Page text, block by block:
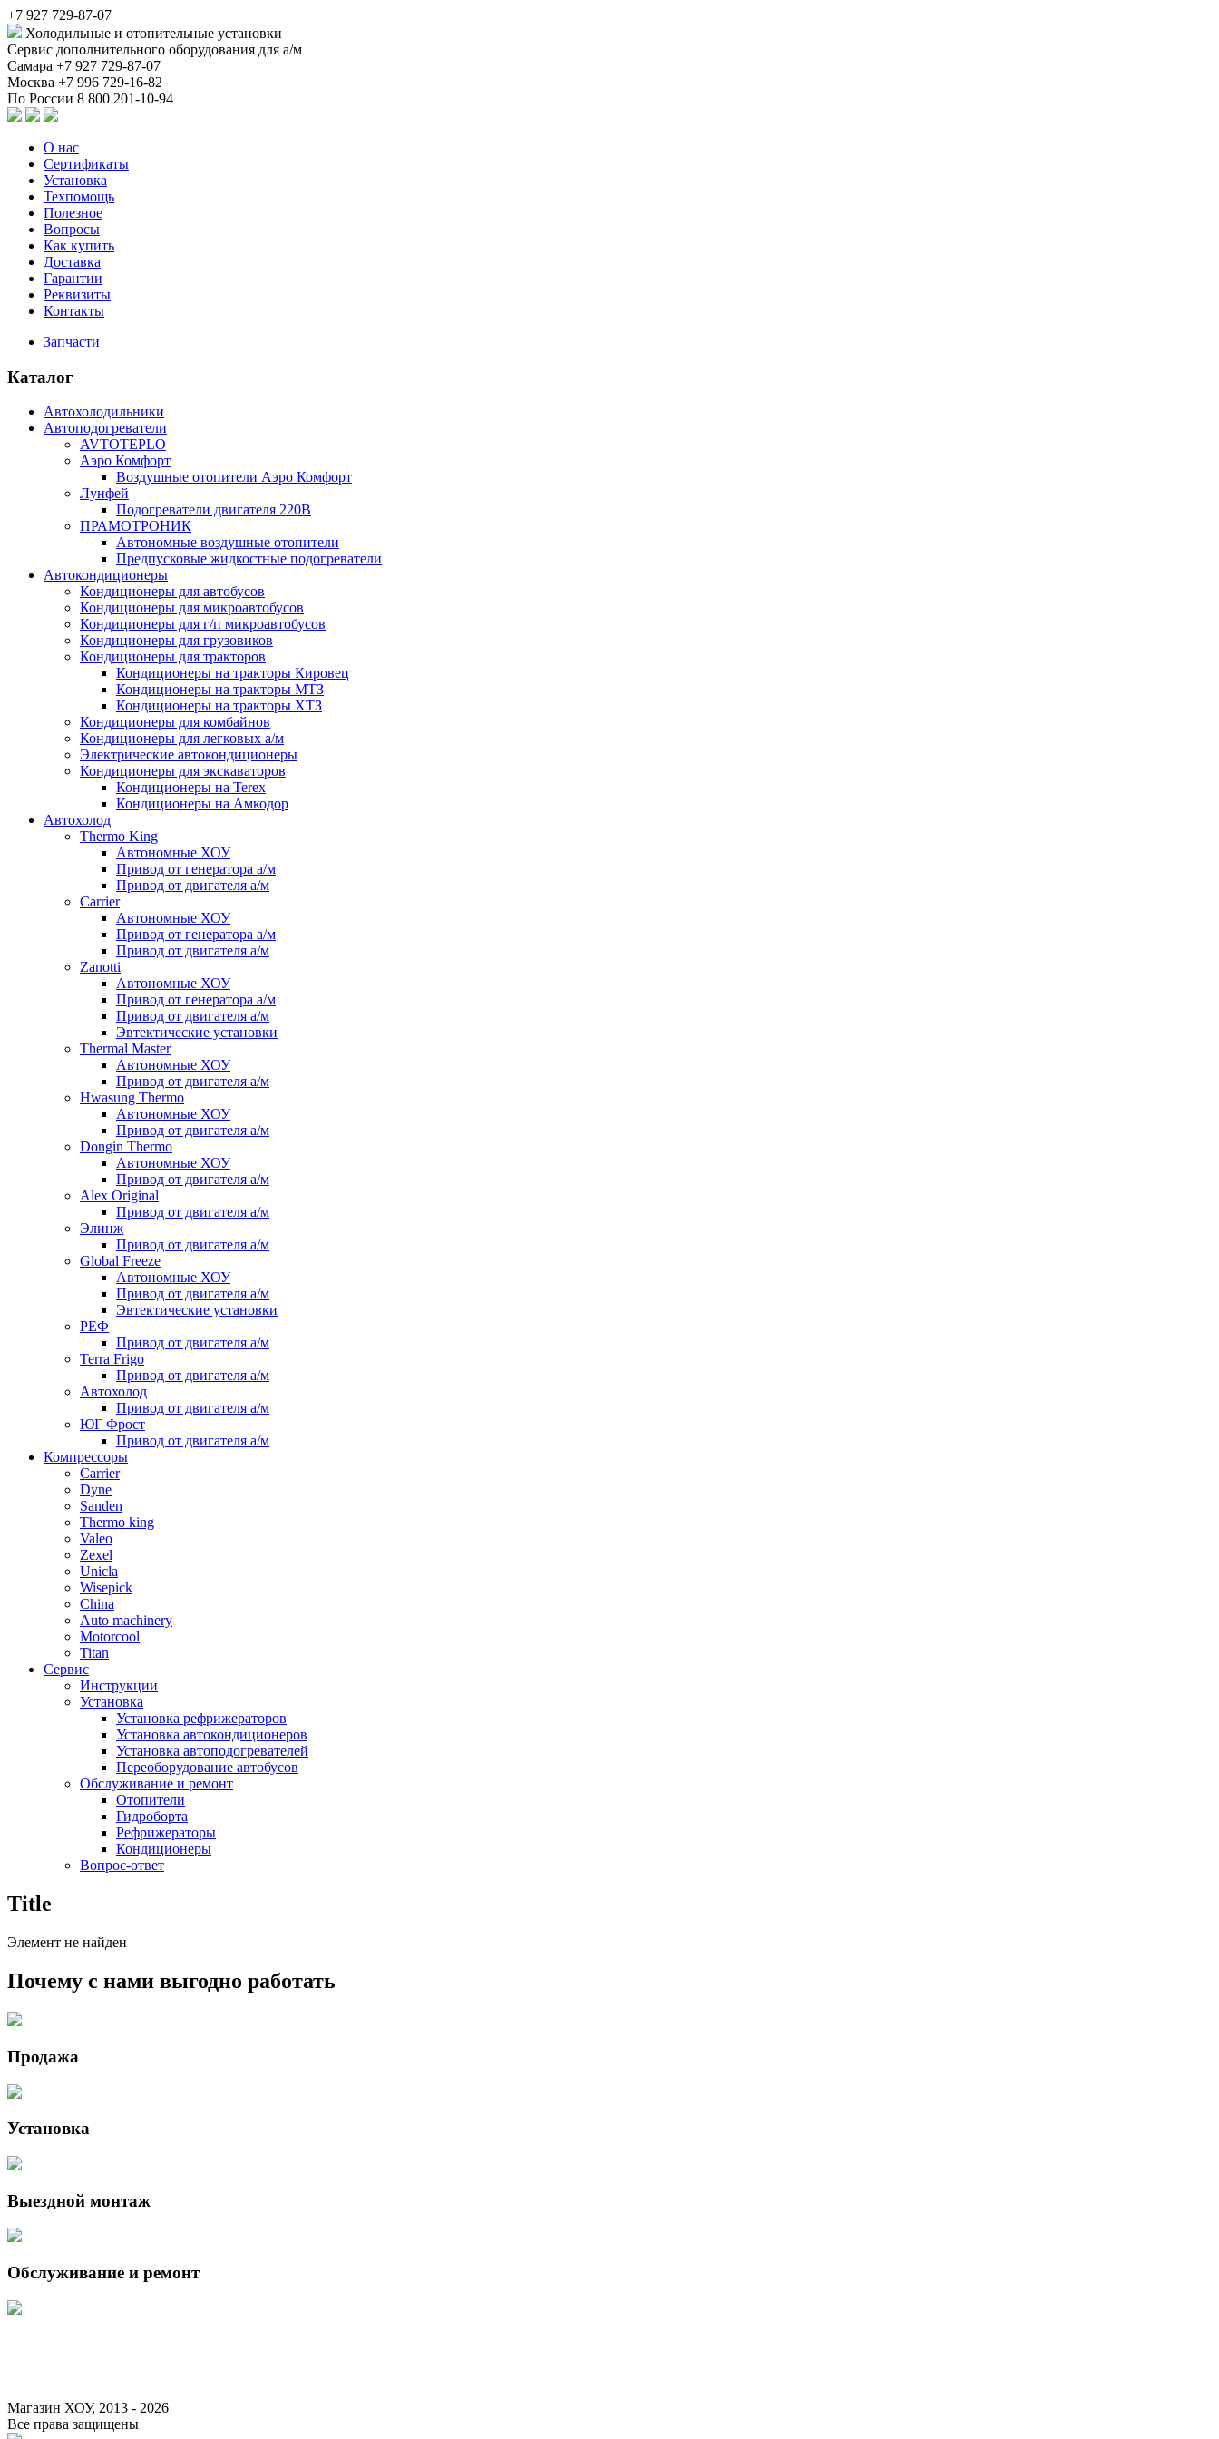
+7 927 729-87-07
Холодильные и отопительные установки
Сервис дополнительного оборудования для а/м
Самара +7 927 729-87-07
Москва +7 996 729-16-82
По России 8 800 201-10-94
О нас
Сертификаты
Установка
Техпомощь
Полезное
Вопросы
Как купить
Доставка
Гарантии
Реквизиты
Контакты
Запчасти
Каталог
Автохолодильники
Автоподогреватели
AVTOTEPLO
Аэро Комфорт
Воздушные отопители Аэро Комфорт
Лунфей
Подогреватели двигателя 220В
ПРАМОТРОНИК
Автономные воздушные отопители
Предпусковые жидкостные подогреватели
Автокондиционеры
Кондиционеры для автобусов
Кондиционеры для микроавтобусов
Кондиционеры для г/п микроавтобусов
Кондиционеры для грузовиков
Кондиционеры для тракторов
Кондиционеры на тракторы Кировец
Кондиционеры на тракторы МТЗ
Кондиционеры на тракторы ХТЗ
Кондиционеры для комбайнов
Кондиционеры для легковых а/м
Электрические автокондиционеры
Кондиционеры для экскаваторов
Кондиционеры на Terex
Кондиционеры на Амкодор
Автохолод
Thermo King
Автономные ХОУ
Привод от генератора а/м
Привод от двигателя а/м
Carrier
Автономные ХОУ
Привод от генератора а/м
Привод от двигателя а/м
Zanotti
Автономные ХОУ
Привод от генератора а/м
Привод от двигателя а/м
Эвтектические установки
Thermal Master
Автономные ХОУ
Привод от двигателя а/м
Hwasung Thermo
Автономные ХОУ
Привод от двигателя а/м
Dongin Thermo
Автономные ХОУ
Привод от двигателя а/м
Alex Original
Привод от двигателя а/м
Элинж
Привод от двигателя а/м
Global Freeze
Автономные ХОУ
Привод от двигателя а/м
Эвтектические установки
РЕФ
Привод от двигателя а/м
Terra Frigo
Привод от двигателя а/м
Автохолод
Привод от двигателя а/м
ЮГ Фрост
Привод от двигателя а/м
Компрессоры
Carrier
Dyne
Sanden
Thermo king
Valeo
Zexel
Unicla
Wisepick
China
Auto machinery
Motorcool
Titan
Сервис
Инструкции
Установка
Установка рефрижераторов
Установка автокондиционеров
Установка автоподогревателей
Переоборудование автобусов
Обслуживание и ремонт
Отопители
Гидроборта
Рефрижераторы
Кондиционеры
Вопрос-ответ
Title
Элемент не найден
Почему с нами выгодно работать
Продажа
Установка
Выездной монтаж
Обслуживание и ремонт
Магазин ХОУ, 2013 - 2026
Все права защищены